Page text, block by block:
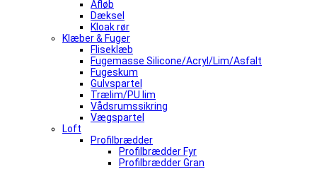
Afløb
Dæksel
Kloak rør
Klæber & Fuger
Fliseklæb
Fugemasse Silicone/Acryl/Lim/Asfalt
Fugeskum
Gulvspartel
Trælim/PU lim
Vådsrumssikring
Vægspartel
Loft
Profilbrædder
Profilbrædder Fyr
Profilbrædder Gran